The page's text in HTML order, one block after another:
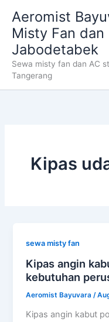
content
Aeromist
Misty Fan dan
Jabodetabek
Sewa misty fan dan AC
Tangerang
Kipas
sewa misty fan
Kipas angin
kebutuhan
Aeromist Bayuvara /
Kipas angin kabut